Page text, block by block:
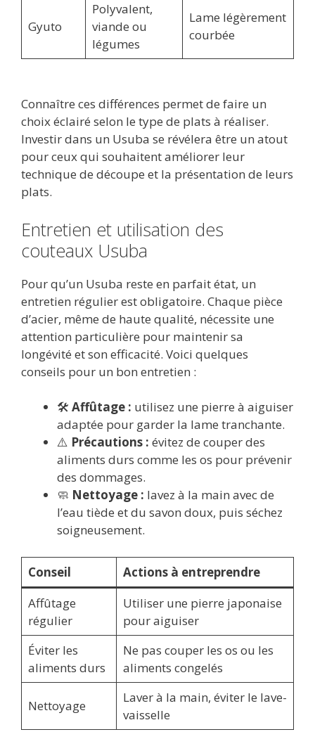
Gyuto
Polyvalent,
viande ou
légumes
Lame légèrement
courbée
Connaître ces différences permet de faire un
choix éclairé selon le type de plats à réaliser.
Investir dans un Usuba se révélera être un atout
pour ceux qui souhaitent améliorer leur
technique de découpe et la présentation de leurs
plats.
Entretien et utilisation des
couteaux Usuba
Pour qu’un Usuba reste en parfait état, un
entretien régulier est obligatoire. Chaque pièce
d’acier, même de haute qualité, nécessite une
attention particulière pour maintenir sa
longévité et son efficacité. Voici quelques
conseils pour un bon entretien :
🛠️ Affûtage : utilisez une pierre à aiguiser
adaptée pour garder la lame tranchante.
⚠️ Précautions : évitez de couper des
aliments durs comme les os pour prévenir
des dommages.
🧼 Nettoyage : lavez à la main avec de
l’eau tiède et du savon doux, puis séchez
soigneusement.
Conseil
Actions à entreprendre
Affûtage
régulier
Utiliser une pierre japonaise
pour aiguiser
Éviter les
aliments durs
Ne pas couper les os ou les
aliments congelés
Nettoyage
Laver à la main, éviter le lave-
vaisselle